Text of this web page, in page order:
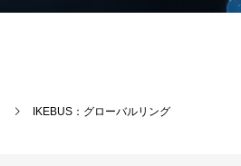
IKEBUS：グローバルリング